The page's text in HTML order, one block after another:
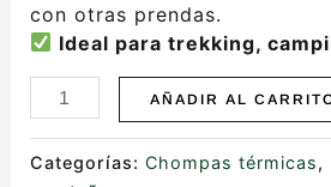
con otras prendas.
Ideal para trekking,
AÑADIR AL
Categorías: Chompas térmicas,